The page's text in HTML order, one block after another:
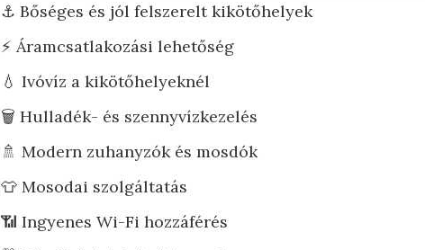
⚓ Bőséges és jól felszerelt kikötőhelyek
⚡ Áramcsatlakozási lehetőség
💧 Ivóvíz a kikötőhelyeknél
🗑️ Hulladék- és szennyvízkezelés
🚿 Modern zuhanyzók és mosdók
👕 Mosodai szolgáltatás
📶 Ingyenes Wi-Fi hozzáférés